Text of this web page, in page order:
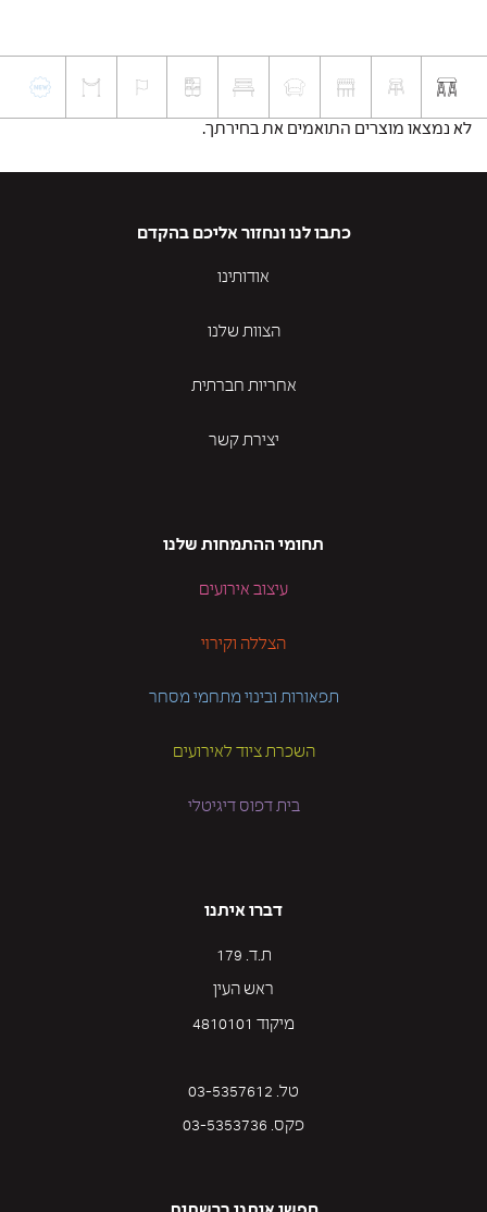
לא נמצאו מוצרים התואמים את בחירתך.
כתבו לנו ונחזור אליכם בהקדם
אודותינו
הצוות שלנו
אחריות חברתית
יצירת קשר
תחומי ההתמחות שלנו
עיצוב אירועים
הצללה וקירוי
תפאורות ובינוי מתחמי מסחר
השכרת ציוד לאירועים
בית דפוס דיגיטלי
דברו איתנו
ת.ד. 179
ראש העין
מיקוד 4810101
טל. 03-5357612
פקס. 03-5353736